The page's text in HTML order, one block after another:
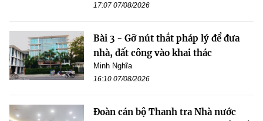
17:07 07/08/2026
Bài 3 - Gỡ nút thắt pháp lý để đưa
nhà, đất công vào khai thác
Minh Nghĩa
16:10 07/08/2026
Đoàn cán bộ Thanh tra Nhà nước